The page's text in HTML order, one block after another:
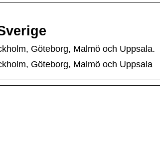
Göteborg, Malmö och Uppsala.
Göteborg, Malmö och Uppsala